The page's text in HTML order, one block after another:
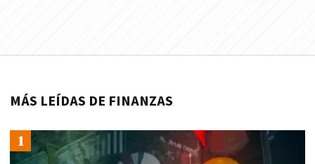
MÁS LEÍDAS DE FINANZAS